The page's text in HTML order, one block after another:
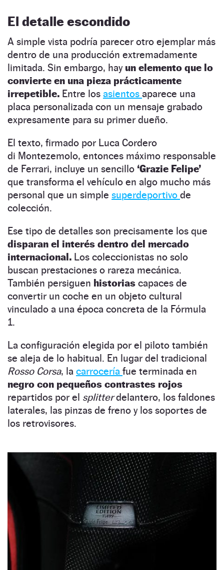
El detalle escondido
A simple vista podría parecer otro ejemplar más
dentro de una producción extremadamente
limitada. Sin embargo, hayun elemento que lo
convierte en una pieza prácticamente
irrepetible. Entre los asientos aparece una
placa personalizada con un mensaje grabado
expresamente para su primer dueño.
El texto, firmado por Luca Cordero
di Montezemolo, entonces máximo responsable
de Ferrari, incluye un sencillo ‘Grazie Felipe’
que transforma el vehículo en algo mucho más
personal que un simple superdeportivo de
colección.
Ese tipo de detalles son precisamente los que
disparan el interés dentro del mercado
internacional. Los coleccionistas no solo
buscan prestaciones o rareza mecánica.
También persiguen historias capaces de
convertir un coche en un objeto cultural
vinculado a una época concreta de la Fórmula
1.
La configuración elegida por el piloto también
se aleja de lo habitual. En lugar del tradicional
Rosso Corsa, la carrocería fue terminada en
negro con pequeños contrastes rojos
repartidos por el splitterdelantero, los faldones
laterales, las pinzas de freno y los soportes de
los retrovisores.